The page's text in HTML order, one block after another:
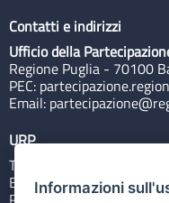
Contatti e indirizzi
Ufficio della
Regione Puglia - 70100
PEC:
Email:
URP
Tel: 800713939
Email:Informazioni